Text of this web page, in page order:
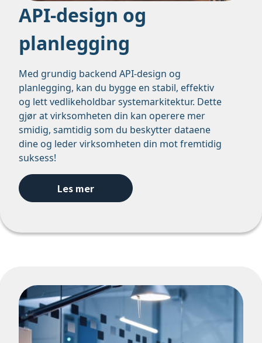
API-design og
planlegging
Med grundig backend API-design og
planlegging, kan du bygge en stabil, effektiv
og lett vedlikeholdbar systemarkitektur. Dette
gjør at virksomheten din kan operere mer
smidig, samtidig som du beskytter dataene
dine og leder virksomheten din mot fremtidig
suksess!
Les mer